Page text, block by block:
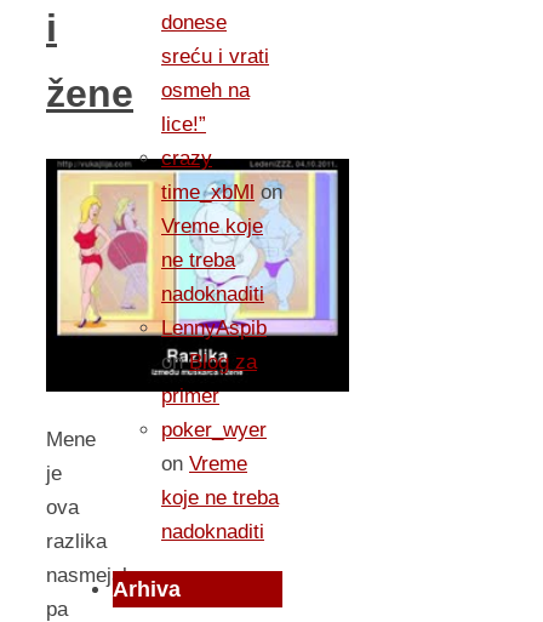
i
žene
Mene
je
ova
razlika
nasmejala
pa
donese
sreću i vrati
osmeh na
lice!”
crazy
time_xbMl on
Vreme koje
ne treba
nadoknaditi
LennyAspib
onBlog za
primer
poker_wyer
on Vreme
koje ne treba
nadoknaditi
Arhiva